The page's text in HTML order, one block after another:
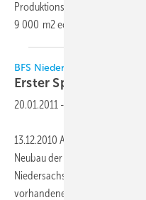
Produktionsfläche. Die
9 000 m2 eckigen Kanal,
BFS Niedersachswerfen
Erster Spatenstich für
20.01.2011 -
13.12.2010 Am 1. Dezember
Neubau der Bundesfachschule
Niedersachswerfen statt. Der
vorhandenen Kapazitäten